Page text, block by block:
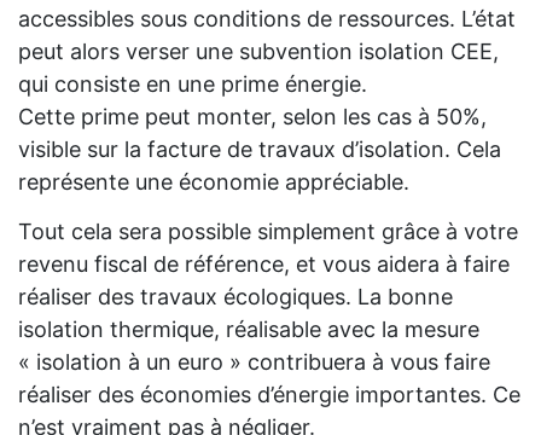
accessibles sous conditions de ressources. L’état
peut alors verser une subvention isolation CEE,
qui consiste en une prime énergie.
Cette prime peut monter, selon les cas à 50%,
visible sur la facture de travaux d’isolation. Cela
représente une économie appréciable.
Tout cela sera possible simplement grâce à votre
revenu fiscal de référence, et vous aidera à faire
réaliser des travaux écologiques. La bonne
isolation thermique, réalisable avec la mesure
« isolation à un euro » contribuera à vous faire
réaliser des économies d’énergie importantes. Ce
n’est vraiment pas à négliger.